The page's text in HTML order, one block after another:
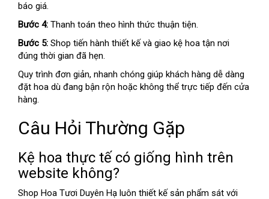
báo giá.
Bước 4: Thanh toán theo hình thức thuận tiện.
Bước 5: Shop tiến hành thiết kế và giao kệ hoa tận nơi
đúng thời gian đã hẹn.
Quy trình đơn giản, nhanh chóng giúp khách hàng dễ dàng
đặt hoa dù đang bận rộn hoặc không thể trực tiếp đến cửa
hàng.
Câu Hỏi Thường Gặp
Kệ hoa thực tế có giống hình trên
website không?
Shop Hoa Tươi Duyên Hạ luôn thiết kế sản phẩm sát với